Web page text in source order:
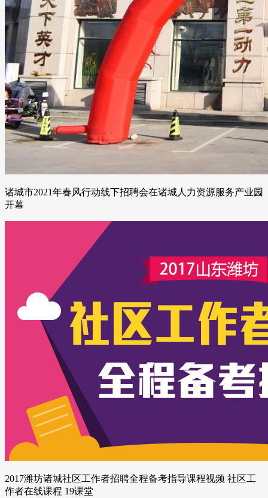
诸城市2021年春风行动线下招聘会在诸城人力资源服务产业园
开幕
2017潍坊诸城社区工作者招聘全程备考指导课程视频 社区工
作者在线课程 19课堂